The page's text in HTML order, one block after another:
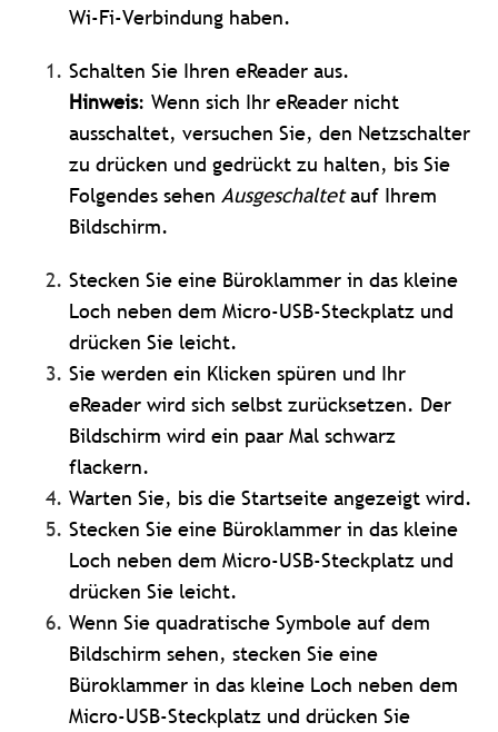
Wi-Fi-Verbindung haben.
Schalten Sie Ihren eReader aus.
Hinweis: Wenn sich Ihr eReader nicht
ausschaltet, versuchen Sie, den Netzschalter
zu drücken und gedrückt zu halten, bis Sie
Folgendes sehenAusgeschaltetauf Ihrem
Bildschirm.
Stecken Sie eine Büroklammer in das kleine
Loch neben dem Micro-USB-Steckplatz und
drücken Sie leicht.
Sie werden ein Klicken spüren und Ihr
eReader wird sich selbst zurücksetzen. Der
Bildschirm wird ein paar Mal schwarz
flackern.
Warten Sie, bis die Startseite angezeigt wird.
Stecken Sie eine Büroklammer in das kleine
Loch neben dem Micro-USB-Steckplatz und
drücken Sie leicht.
Wenn Sie quadratische Symbole auf dem
Bildschirm sehen, stecken Sie eine
Büroklammer in das kleine Loch neben dem
Micro-USB-Steckplatz und drücken Sie